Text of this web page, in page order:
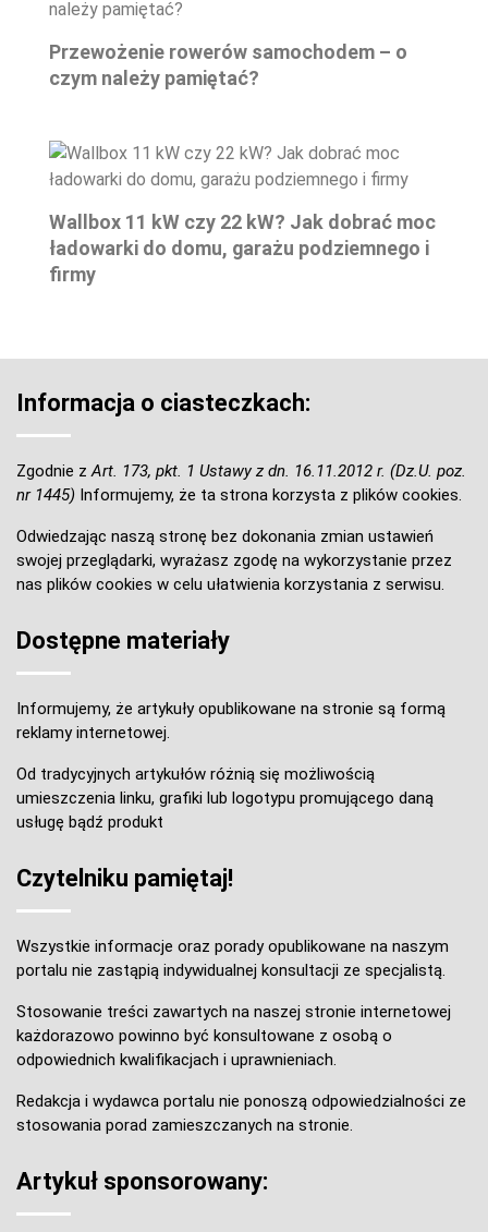
Przewożenie rowerów samochodem – o
czym należy pamiętać?
Wallbox 11 kW czy 22 kW? Jak dobrać moc
ładowarki do domu, garażu podziemnego i
firmy
Informacja o ciasteczkach:
Zgodnie z Art. 173, pkt. 1 Ustawy z dn. 16.11.2012 r. (Dz.U. poz.
nr 1445) Informujemy, że ta strona korzysta z plików cookies.
Odwiedzając naszą stronę bez dokonania zmian ustawień
swojej przeglądarki, wyrażasz zgodę na wykorzystanie przez
nas plików cookies w celu ułatwienia korzystania z serwisu.
Dostępne materiały
Informujemy, że artykuły opublikowane na stronie są formą
reklamy internetowej.
Od tradycyjnych artykułów różnią się możliwością
umieszczenia linku, grafiki lub logotypu promującego daną
usługę bądź produkt
Czytelniku pamiętaj!
Wszystkie informacje oraz porady opublikowane na naszym
portalu nie zastąpią indywidualnej konsultacji ze specjalistą.
Stosowanie treści zawartych na naszej stronie internetowej
każdorazowo powinno być konsultowane z osobą o
odpowiednich kwalifikacjach i uprawnieniach.
Redakcja i wydawca portalu nie ponoszą odpowiedzialności ze
stosowania porad zamieszczanych na stronie.
Artykuł sponsorowany: